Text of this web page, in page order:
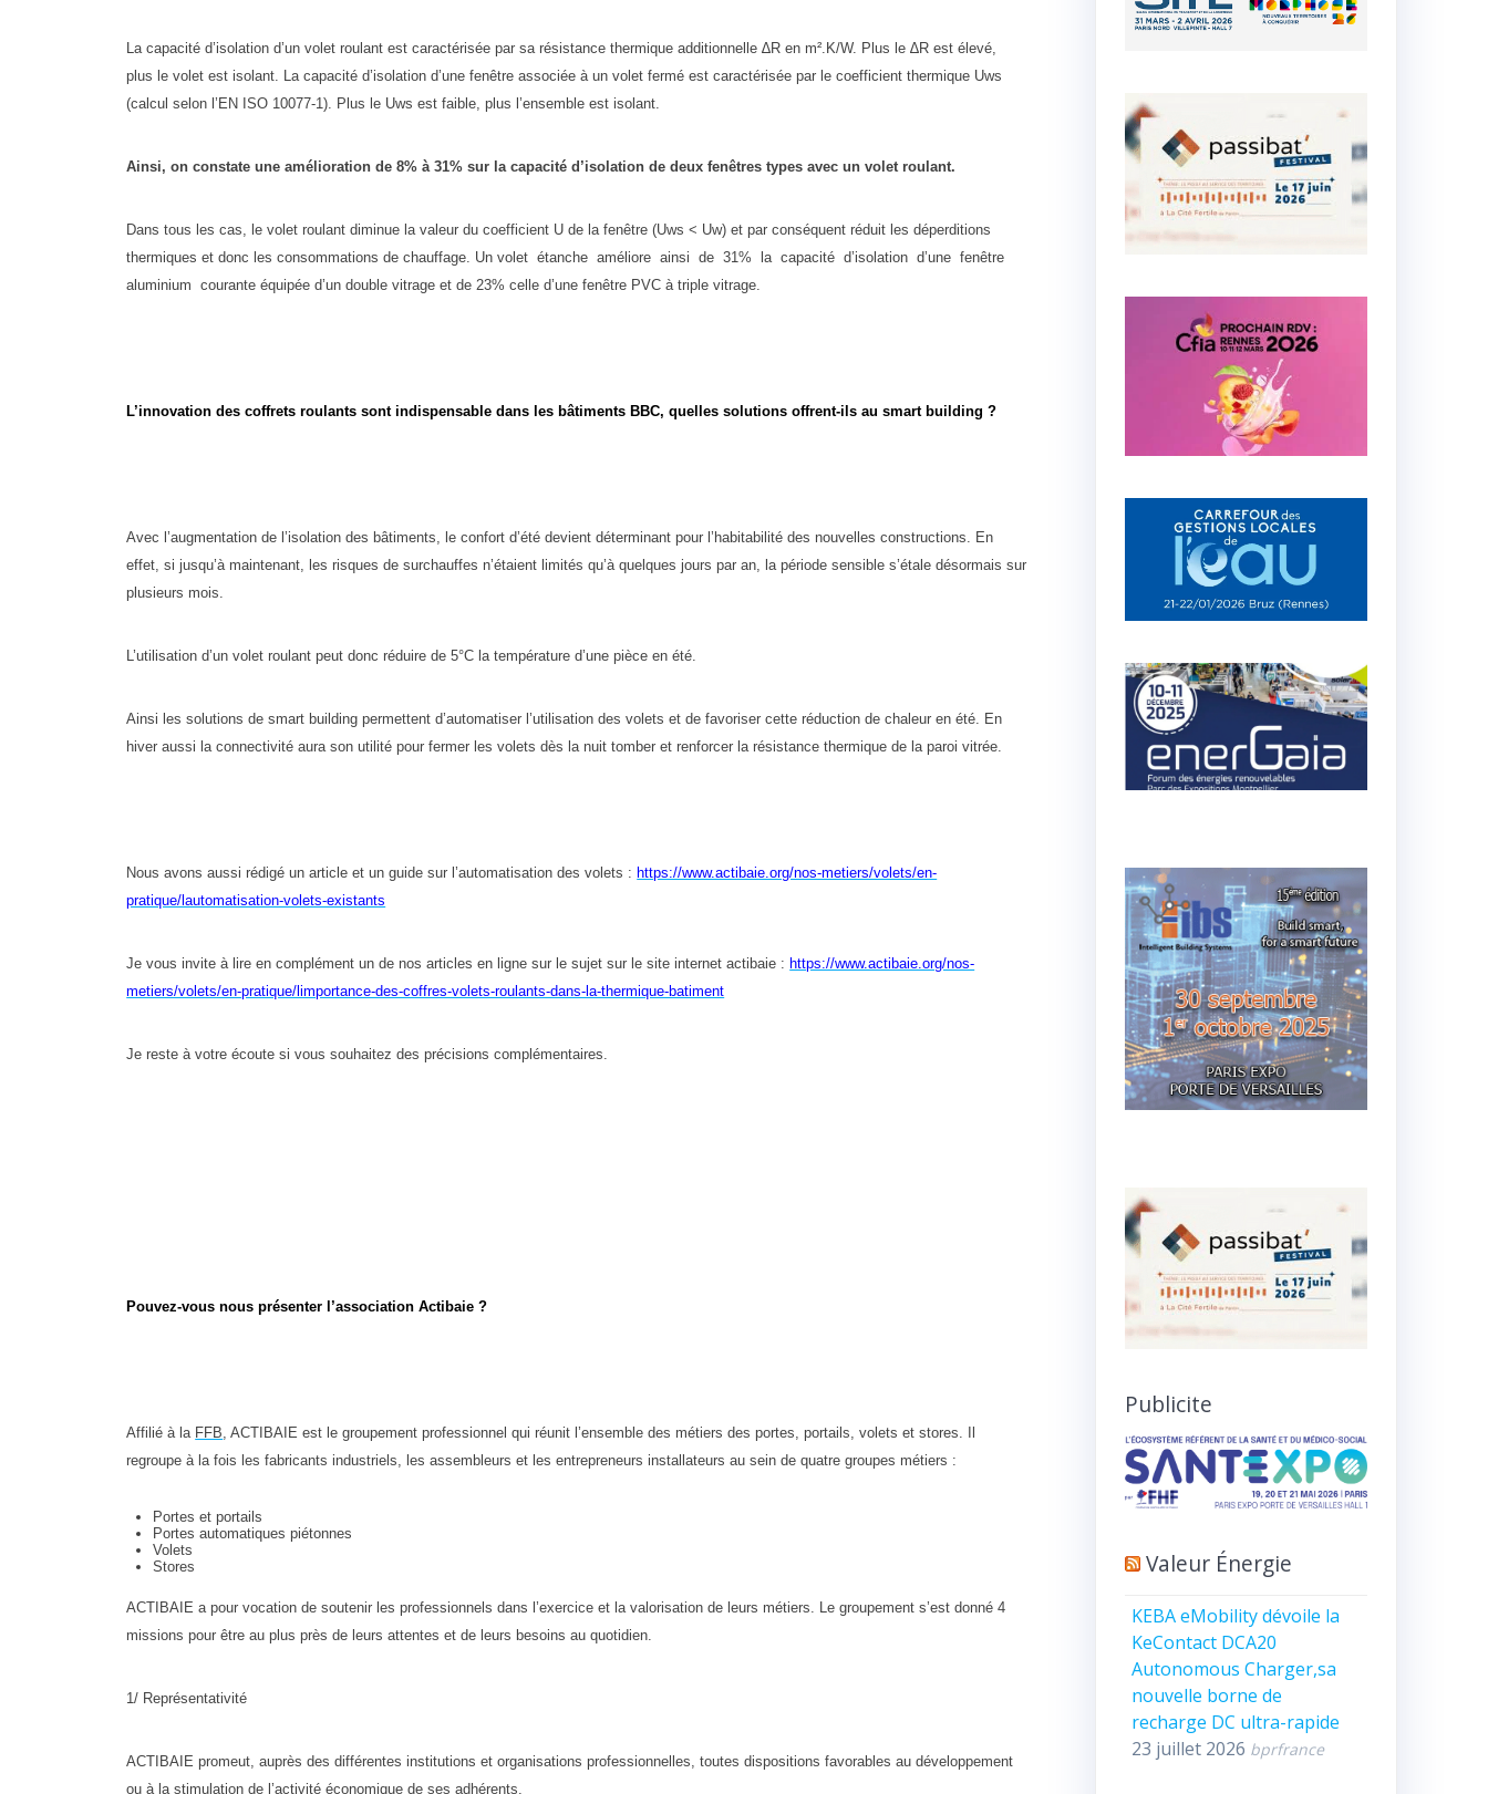
La capacité d’isolation d’un volet roulant est caractérisée par sa résistance thermique additionnelle∆R en m².K/W. Plus le∆R est élevé,
plus le volet est isolant. La capacité d’isolation d’une fenêtre associée à un volet fermé est caractérisée par le coefficient thermique Uws
(calcul selon l’EN ISO 10077-1). Plus le Uws est faible, plus l’ensemble est isolant.
Ainsi, on constate une amélioration de 8% à 31% sur la capacité d’isolation de deux fenêtres types avec un volet roulant.
Dans tous les cas, le volet roulant diminue la valeur du coefficient U de la fenêtre (Uws < Uw) et par conséquent réduit les déperditions
thermiques et donc les consommations de chauffage. Un volet étanche améliore ainsi de 31% la capacité d’isolation d’une fenêtre
aluminium courante équipée d’un double vitrage et de 23% celle d’une fenêtre PVC à triple vitrage.
L’innovation des coffrets roulants sont indispensable dans les bâtiments BBC, quelles solutions offrent-ils au smart building ?
Avec l’augmentation de l’isolation des bâtiments, le confort d’été devient déterminant pour l’habitabilité des nouvelles constructions. En
effet, si jusqu’à maintenant, les risques de surchauffes n’étaient limités qu’à quelques jours par an, la période sensible s’étale désormais sur
plusieurs mois.
L’utilisation d’un volet roulant peut donc réduire de 5°C la température d’une pièce en été.
Ainsi les solutions de smart building permettent d’automatiser l’utilisation des volets et de favoriser cette réduction de chaleur en été. En
hiver aussi la connectivité aura son utilité pour fermer les volets dès la nuit tomber et renforcer la résistance thermique de la paroi vitrée.
Nous avons aussi rédigé un article et un guide sur l’automatisation des volets : https://www.actibaie.org/nos-metiers/volets/en-
pratique/lautomatisation-volets-existants
Je vous invite à lire en complément un de nos articles en ligne sur le sujet sur le site internet actibaie : https://www.actibaie.org/nos-
metiers/volets/en-pratique/limportance-des-coffres-volets-roulants-dans-la-thermique-batiment
Je reste à votre écoute si vous souhaitez des précisions complémentaires.
Pouvez-vous nous présenter l’association Actibaie ?
Affilié à la FFB, ACTIBAIE est le groupement professionnel qui réunit l’ensemble des métiers des portes, portails, volets et stores. Il
regroupe à la fois les fabricants industriels, les assembleurs et les entrepreneurs installateurs au sein de quatre groupes métiers :
Portes et portails
Portes automatiques piétonnes
Volets
Stores
ACTIBAIE a pour vocation de soutenir les professionnels dans l’exercice et la valorisation de leurs métiers. Le groupement s’est donné 4
missions pour être au plus près de leurs attentes et de leurs besoins au quotidien.
1/ Représentativité
ACTIBAIE promeut, auprès des différentes institutions et organisations professionnelles, toutes dispositions favorables au développement
ou à la stimulation de l’activité économique de ses adhérents.
Publicite
Valeur Énergie
KEBA eMobility dévoile la
KeContact DCA20
Autonomous Charger,sa
nouvelle borne de
recharge DC ultra-rapide
23 juillet 2026 bprfrance